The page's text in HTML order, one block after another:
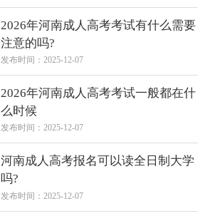
2026年河南成人高考考试有什么需要
注意的吗?
发布时间：2025-12-07
2026年河南成人高考考试一般都在什
么时候
发布时间：2025-12-07
河南成人高考报名可以读全日制大学
吗?
发布时间：2025-12-07